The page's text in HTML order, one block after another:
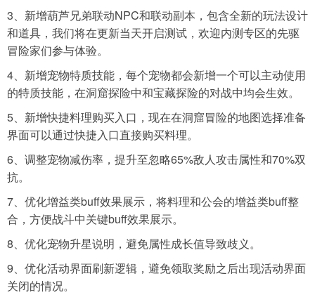
3、新增葫芦兄弟联动NPC和联动副本，包含全新的玩法设计
和道具，我们将在更新当天开启测试，欢迎内测专区的先驱
冒险家们参与体验。
4、新增宠物特质技能，每个宠物都会新增一个可以主动使用
的特质技能，在洞窟探险中和宝藏探险的对战中均会生效。
5、新增快捷料理购买入口，现在在洞窟冒险的地图选择准备
界面可以通过快捷入口直接购买料理。
6、调整宠物减伤率，提升至忽略65%敌人攻击属性和70%双
抗。
7、优化增益类buff效果展示，将料理和公会的增益类buff整
合，方便战斗中关键buff效果展示。
8、优化宠物升星说明，避免属性成长值导致歧义。
9、优化活动界面刷新逻辑，避免领取奖励之后出现活动界面
关闭的情况。